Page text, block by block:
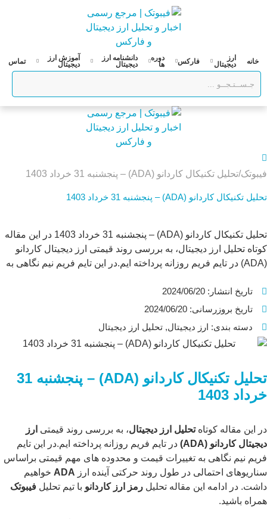
خانه
ارز
دیجیتال
فارکس
دوره
ها
دانشنامه ارز
دیجیتال
آموزش ارز
دیجیتال
تماس
فیبوتک تحلیل تکنیکال کاردانو (ADA) – پنجشنبه 31 خرداد 1403
تحلیل تکنیکال کاردانو (ADA) – پنجشنبه 31 خرداد 1403
تحلیل تکنیکال کاردانو (ADA) – پنجشنبه 31 خرداد 1403 در این مقاله
کوتاه تحلیل ارز دیجیتال، به بررسی روند قیمتی ارز دیجیتال کاردانو
(ADA) در تایم فریم روزانه پرداخته ایم.در این تایم فریم نیم نگاهی به
احتمالی در طول روند حرکتی آینده ارز ADA خواهیم داشت. […]
...
تاریخ انتشار: 2024/06/20
تاریخ بروزرسانی: 2024/06/20
دسته بندی: ارز دیجیتال, تحلیل ارز دیجیتال
تحلیل تکنیکالکاردانو (ADA)
– پنجشنبه 31
خرداد 1403
در این مقاله کوتاهتحلیل ارز دیجیتال، به بررسی روند قیمتی ارز
دیجیتال کاردانو (ADA)
در تایم فریم روزانه پرداخته ایم.در این تایم
فریم نیم نگاهی به تغییرات قیمت و محدوده های مهم قیمتی براساس
سناریوهای احتمالی در طول روند حرکتی آینده ارز ADA خواهیم
داشت. در ادامه این مقاله تحلیل رمز ارز کاردانو با تیم تحلیل فیبوتک
همراه باشید.